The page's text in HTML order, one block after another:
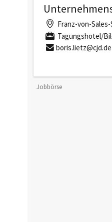
Franz-von-
Tagungshotel/
boris.lietz@cjd.de
Jobbörse